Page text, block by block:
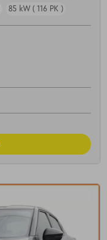
85 kW ( 116 PK )